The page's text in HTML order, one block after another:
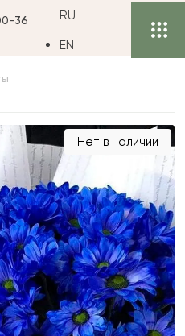
36
RU
EN
Нет в наличии